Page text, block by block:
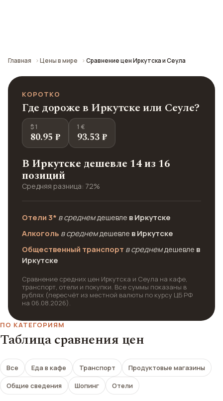
Главная Цены в мире Сравнение цен Иркутска и Сеула
КОРОТКО
Где дороже в Иркутске или Сеуле?
$ 1
80.95 ₽
1 €
93.53 ₽
В Иркутске дешевле 14 из 16
позиций
Средняя разница: 72%
Отели 3* в среднемдешевле в Иркутске
Алкоголь в среднемдешевле в Иркутске
Общественный транспорт в среднемдешевле в
Иркутске
Сравнение средних цен Иркутска и Сеула на кафе,
транспорт, отели и покупки. Все суммы показаны в
рублях (пересчёт из местной валюты по курсу ЦБ РФ
на 06.08.2026).
ПО КАТЕГОРИЯМ
Таблица сравнения цен
Все Еда в кафе Транспорт
Продуктовые магазины
Общие сведения
Шопинг Отели